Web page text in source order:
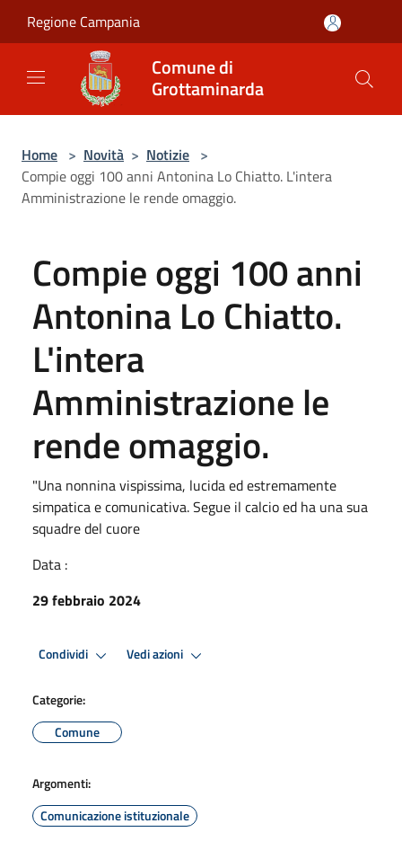
Regione Campania
Comune di
Grottaminarda
Home > Novità > Notizie >
Compie oggi 100 anni Antonina Lo Chiatto. L'intera
Amministrazione le rende omaggio.
Compie oggi 100 anni
Antonina Lo Chiatto.
L'intera
Amministrazione le
rende omaggio.
"Una nonnina vispissima, lucida ed estremamente
simpatica e comunicativa. Segue il calcio ed ha una sua
squadre del cuore
Data :
29 febbraio 2024
Condividi Vedi azioni
Categorie:
Comune
Argomenti:
Comunicazione istituzionale